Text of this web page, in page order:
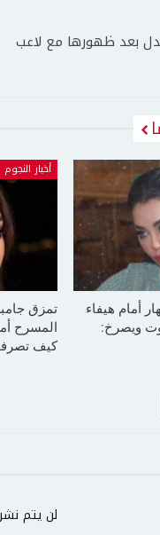
بعد ظهورها مع لاعب
أمام هيفاء
ويصرخ:
أخبار النجوم
تمزق
المسرح
كيف
لن يتم